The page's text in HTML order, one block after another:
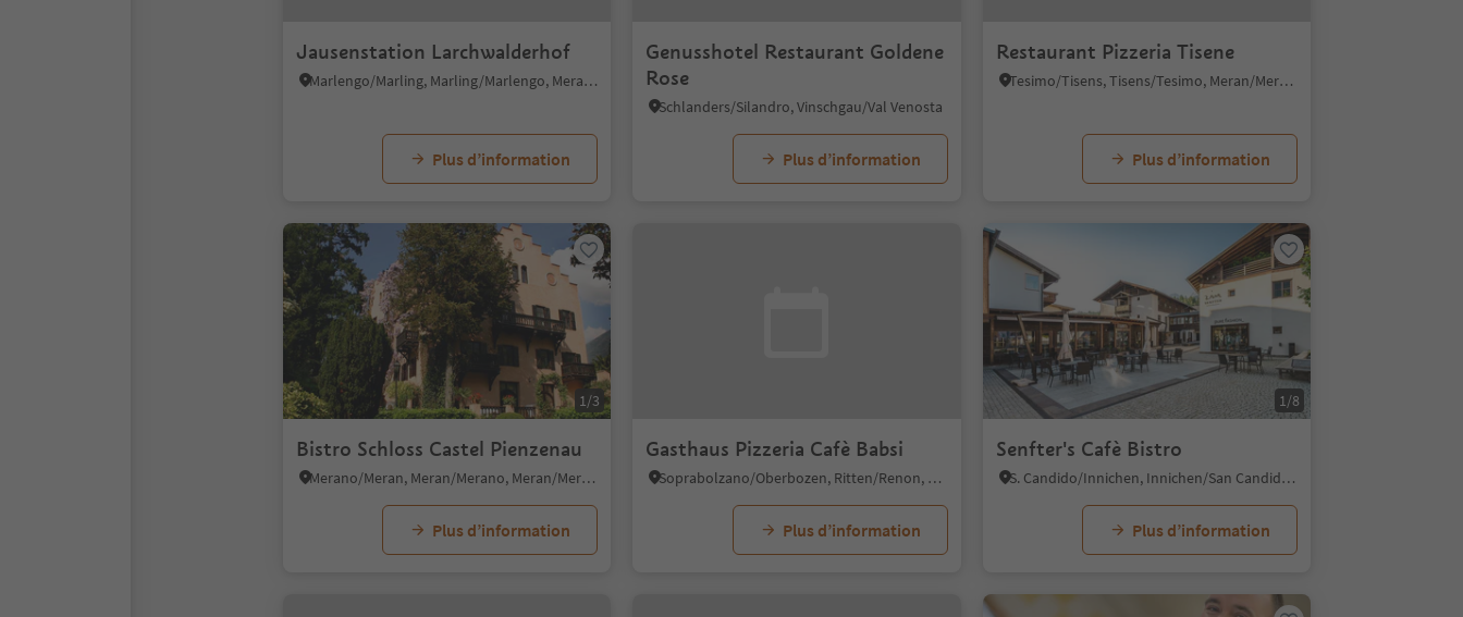
Jausenstation Larchwalderhof
Marlengo/Marling, Marling/Marlengo, Meran/Merano and environs
Plus d’information
Genusshotel Restaurant Goldene
Rose
Schlanders/Silandro, Vinschgau/Val Venosta
Plus d’information
Restaurant Pizzeria Tisene
Tesimo/Tisens, Tisens/Tesimo, Meran/Merano and environs
Plus d’information
1/3
Bistro Schloss Castel Pienzenau
Merano/Meran, Meran/Merano, Meran/Merano and environs
Plus d’information
Gasthaus Pizzeria Cafè Babsi
Soprabolzano/Oberbozen, Ritten/Renon, Bolzano/Bozen and environs
Plus d’information
1/8
Senfter's Cafè Bistro
S. Candido/Innichen, Innichen/San Candido, Dolomites Region 3 Zinnen
Plus d’information